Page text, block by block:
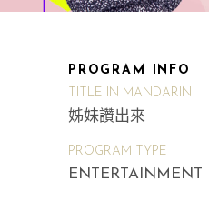
PROGRAM INFO
TITLE IN MANDARIN
姊妹讚出來
PROGRAM TYPE
ENTERTAINMENT